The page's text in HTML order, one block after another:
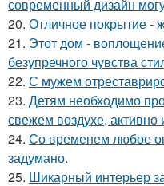
современный дизайн
20. Отличное покрытие -
21. Этот дом -
безупречного чувства
22. С мужем
23. Детям необходимо
свежем воздухе, активно
24. Со временем любое
задумано.
25. Шикарный интерьер